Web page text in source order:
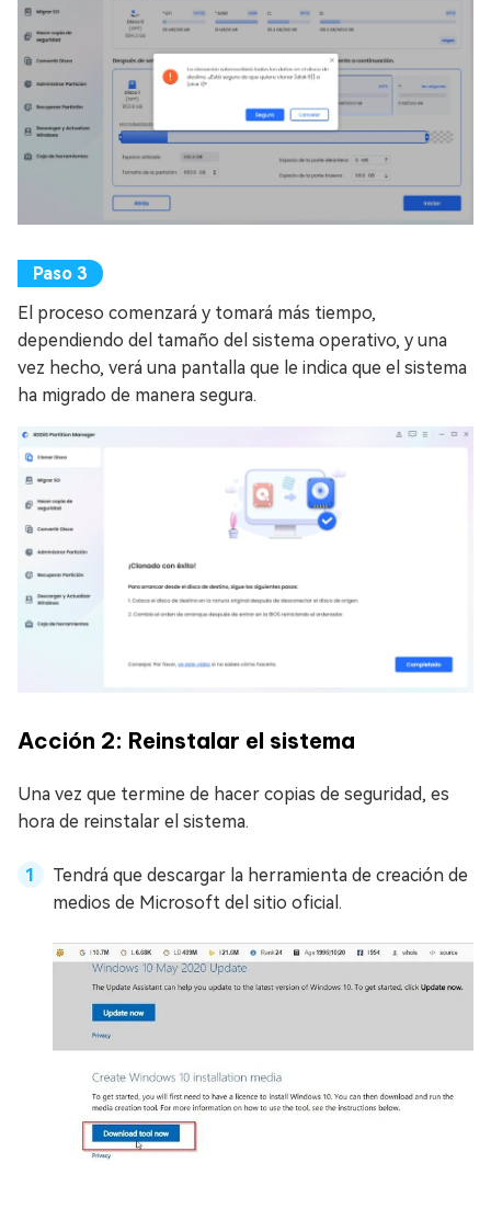
El proceso comenzará y tomará más tiempo,
dependiendo del tamaño del sistema operativo, y una
vez hecho, verá una pantalla que le indica que el sistema
ha migrado de manera segura.
Acción 2: Reinstalar el sistema
Una vez que termine de hacer copias de seguridad, es
hora de reinstalar el sistema.
Tendrá que descargar la herramienta de creación de
medios de Microsoft del sitio oficial.